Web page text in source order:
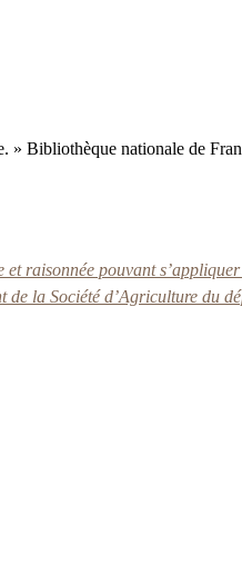
» Bibliothèque nationale de
pouvant s’appliquer
la Société d’Agriculture du